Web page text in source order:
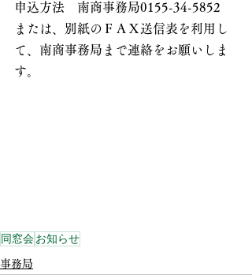
申込方法　南商事務局0155-34-5852
または、別紙のＦＡＸ送信表を利用し
て、南商事務局まで連絡をお願いしま
す。
同窓会お知らせ
事務局